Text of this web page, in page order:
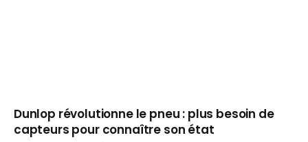
Dunlop révolutionne le pneu : plus besoin de
capteurs pour connaître son état